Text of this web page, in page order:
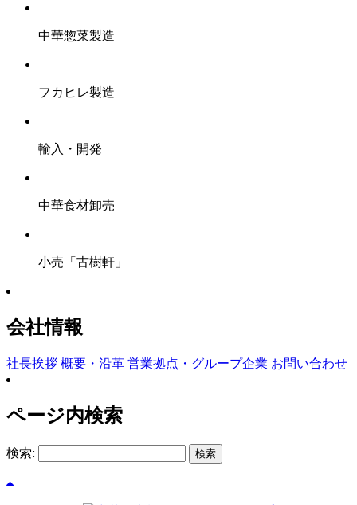
中華惣菜製造
フカヒレ製造
輸入・開発
中華食材卸売
小売「古樹軒」
会社情報
社長挨拶 概要・沿革 営業拠点・グループ企業 お問い合わせ
ページ内検索
検索: